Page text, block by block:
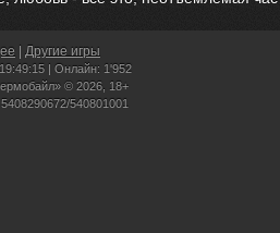
Другие игры
19:49:15 | Онлайн: 1'952
© 2026, 18+
540801001